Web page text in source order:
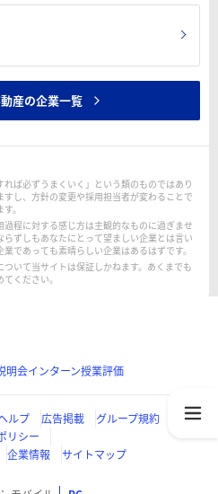
産の企業一覧
ば必ずうまくいく」という類のものではあり
し、方針の変更や採用担当者が変わることで
。
程に対する感じ方は主観的なものに過ぎませ
ずしもあなたにとって望ましい企業とは言い
であっても素晴らしい企業はあるはずです。
いて当サイトは保証しかねます。あくまでも
ください。
明会インターン授業評価
ルプ 広告掲載
グループ規約
リシー
企業情報 サイトマップ